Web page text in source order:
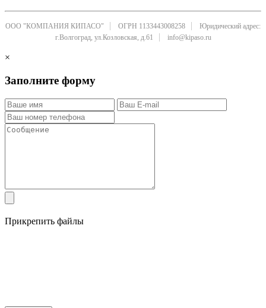
ООО "КОМПАНИЯ КИПАСО" ОГРН 1133443008258
Юридический адрес:
г.Волгоград, ул.Козловская, д.61
info@kipaso.ru
×
Заполните форму
Прикрепить файлы